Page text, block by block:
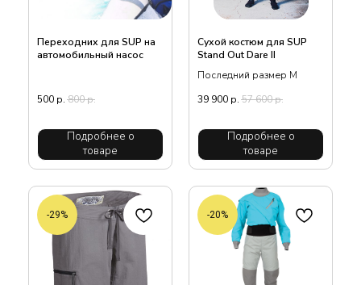
Переходних для SUP на
автомобильный насос
500 р. 800р.
Подробнее о
товаре
Сухой костюм для SUP
Stand Out Dare II
Последний размер М
39 900 р. 57 600р.
Подробнее о
товаре
-29% -20%